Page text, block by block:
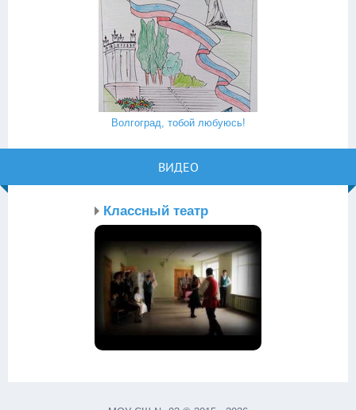
Волгоград, тобой любуюсь!
ВИДЕО
Классный театр